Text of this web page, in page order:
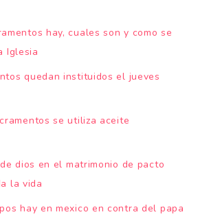
hay, cuales son y como se
Iglesia
quedan instituidos el jueves
se utiliza aceite
dios en el matrimonio de pacto
la vida
hay en mexico en contra del papa